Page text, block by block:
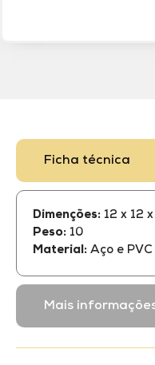
Ficha técnica
Mais
Dimenções: 12 x 12
Peso: 10
Material: Aço e PVC